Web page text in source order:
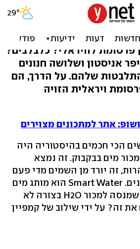
של ג'ניפר
פרסומת לוויראלי? כלבלבים?
אניסטון ושלושה חנונים
שלהם. על הדרך, הם
ויראלית הזויה
אתר למתכונים מצוירים
הכי חכמים בהיסטוריה היה
מים בבקבוק. זה נמצא
זה יורד מן השמים מדי פעם
– ובכל זאת כולנו קונים. Smart Water הוא מותג מים
מינרליים אמריקאי, שמנסה למכור H2O בצורה לא
זה? על ידי שילוב של קמפיין